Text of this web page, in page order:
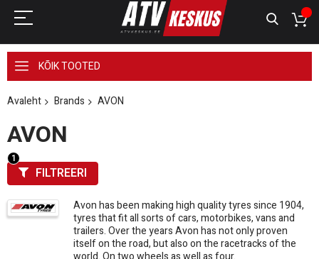
KÕIK TOOTED
Avaleht Brands AVON
AVON
Avon has been making high quality tyres since 1904,
tyres that fit all sorts of cars, motorbikes, vans and
trailers. Over the years Avon has not only proven
itself on the road, but also on the racetracks of the
FILTREERI